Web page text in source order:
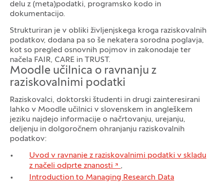
delu z (meta)podatki, programsko kodo in
dokumentacijo.
Strukturiran je v obliki življenjskega kroga raziskovalnih
podatkov, dodana pa so še nekatera sorodna poglavja,
kot so pregled osnovnih pojmov in zakonodaje ter
načela FAIR, CARE in TRUST.
Moodle učilnica o ravnanju z
raziskovalnimi podatki
Raziskovalci, doktorski študenti in drugi zainteresirani
lahko v Moodle učilnici v slovenskem in angleškem
jeziku najdejo informacije o načrtovanju, urejanju,
deljenju in dolgoročnem ohranjanju raziskovalnih
podatkov:
Uvod v ravnanje z raziskovalnimi podatki v skladu
z načeli odprte znanosti
,
Introduction to Managing Research Data